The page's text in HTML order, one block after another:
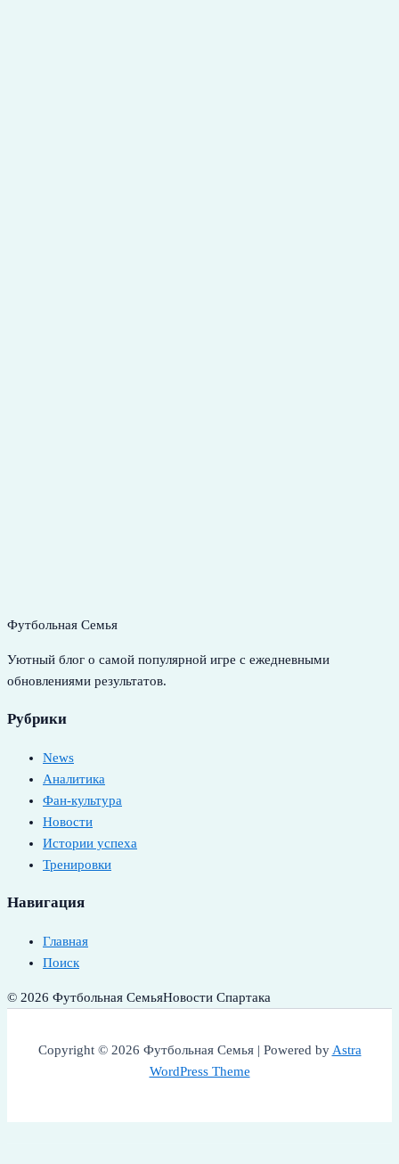
Футбольная Семья
Уютный блог о самой популярной игре с ежедневными
обновлениями результатов.
Рубрики
News
Аналитика
Фан-культура
Новости
Истории успеха
Тренировки
Навигация
Главная
Поиск
© 2026 Футбольная СемьяНовости Спартака
Copyright © 2026 Футбольная Семья | Powered byAstra
WordPress Theme